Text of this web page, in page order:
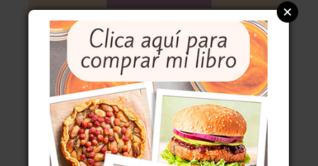
Información básica sobre protección de
datos
Responsable:Miriam García Martínez/El invitado de
invierno
Finalidad:Gestionar envío de boletín informativo
Legitimación:Consentimiento del interesado